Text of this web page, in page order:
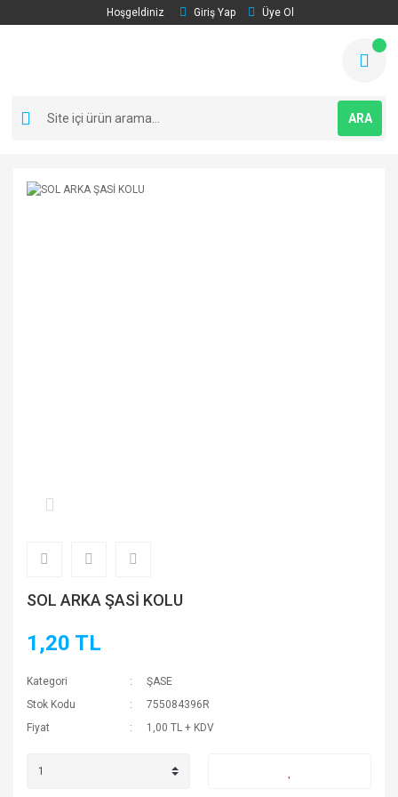
Hoşgeldiniz Giriş Yap Üye Ol
ARA
SOL ARKA ŞASİ KOLU
1,20 TL
Kategori
ŞASE
Stok Kodu
755084396R
Fiyat
1,00 TL + KDV